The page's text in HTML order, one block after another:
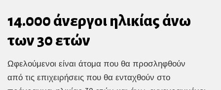
14.000 άνεργοι ηλικίας άνω
των 30 ετών
Ωφελούμενοι είναι άτομα που θα προσληφθούν
από τις επιχειρήσεις που θα ενταχθούν στο